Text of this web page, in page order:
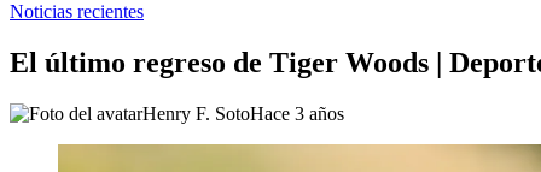
Noticias recientes
El último regreso de Tiger Woods |
Henry F. SotoHace 3 años